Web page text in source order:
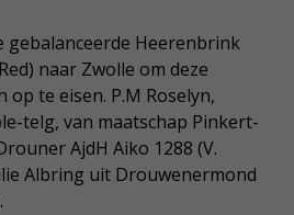
gebalanceerde Heerenbrink
naar Zwolle om deze
te eisen. P.M Roselyn,
telg, van maatschap Pinkert-
AjdH Aiko 1288 (V.
Albring uit Drouwenermond